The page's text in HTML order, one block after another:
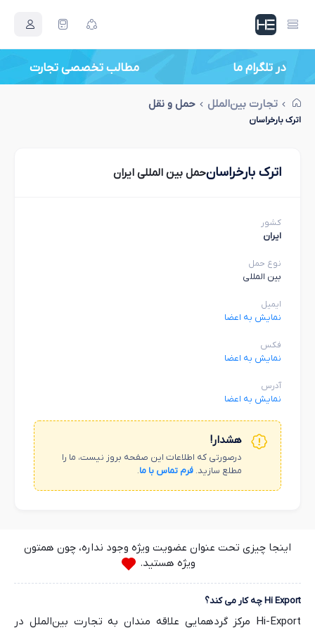
در تلگرام ما مطالب تخصصی تجارت
تجارت بین‌الملل حمل و نقل
اترك بارخراسان
اترك بارخراسانحمل بین المللی ایران
کشور
ایران
نوع حمل
بین المللی
ایمیل
نمایش به اعضا
فکس
نمایش به اعضا
آدرس
نمایش به اعضا
هشدار!
درصورتی که اطلاعات این صفحه بروز نیست، ما را
مطلع سازید. فرم تماس با ما.
اینجا چیزی تحت عنوان عضویت ویژه وجود نداره، چون همتون
ویژه هستید.
Hi Export چه کار می کند؟
Hi-Export مرکز گردهمایی علاقه مندان به تجارت بین‌الملل در